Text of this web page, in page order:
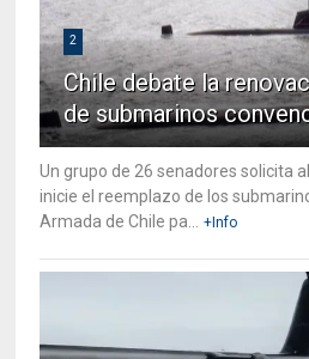
2
Chile debate la
de submarinos
Un grupo de 26 senadores solicita
inicie el reemplazo de los
Armada de Chile pa...
+Info